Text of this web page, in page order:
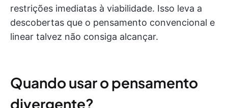
restrições imediatas à viabilidade. Isso leva a
descobertas que o pensamento convencional e
linear talvez não consiga alcançar.
Quando usar o pensamento
divergente?